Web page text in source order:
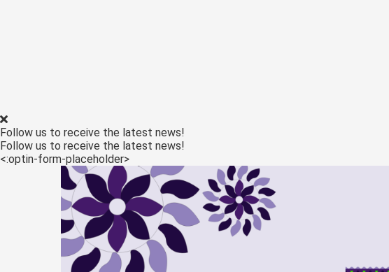
Follow us to receive the latest news!
Follow us to receive the latest news!
<:optin-form-placeholder>